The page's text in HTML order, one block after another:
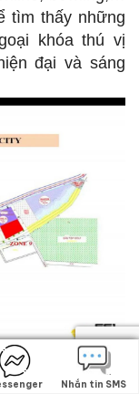
tìm thấy những
khóa thú vị
đại và sáng
Bình
Nhắn tin SMS
Nhắn tin SMS